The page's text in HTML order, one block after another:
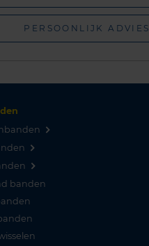
PERSOONLIJK ADVIES
banden